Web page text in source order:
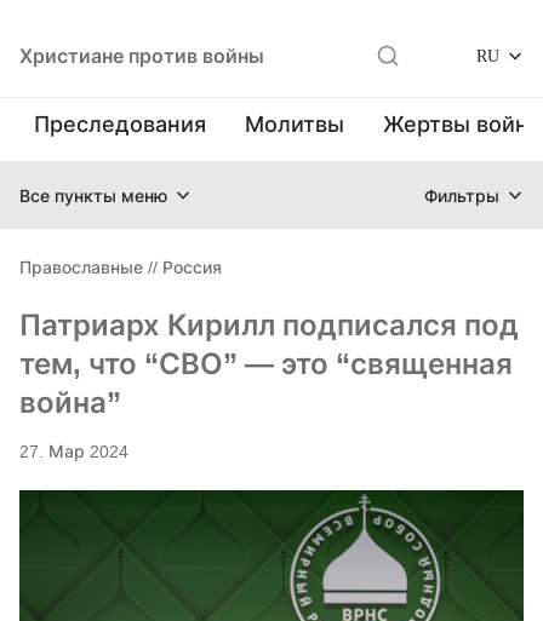
Христиане против войны RU
Преследования Молитвы Жертвы
Все пункты меню Фильтры
Православные // Россия
Патриарх Кирилл подписался под
тем, что “СВО” — это “священная
война”
27. Мар 2024